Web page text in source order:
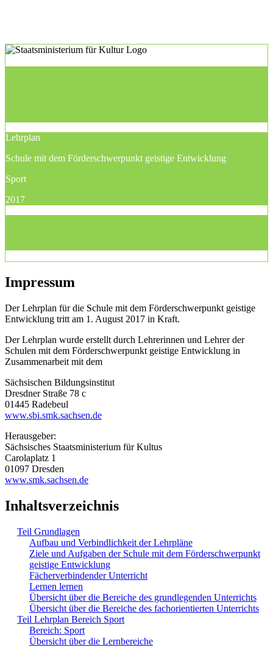
Lehrplan
Schule mit dem Förderschwerpunkt geistige Entwicklung
Sport
2017
Impressum
Der Lehrplan für die Schule mit dem Förderschwerpunkt geistige
Entwicklung tritt am 1. August 2017 in Kraft.
Der Lehrplan wurde erstellt durch Lehrerinnen und Lehrer der
Schulen mit dem Förderschwerpunkt geistige Entwicklung in
Zusammenarbeit mit dem
Sächsischen Bildungsinstitut
Dresdner Straße 78 c
01445 Radebeul
www.sbi.smk.sachsen.de
Herausgeber:
Sächsisches Staatsministerium für Kultus
Carolaplatz 1
01097 Dresden
www.smk.sachsen.de
Inhaltsverzeichnis
Teil Grundlagen
Aufbau und Verbindlichkeit der Lehrpläne
Ziele und Aufgaben der Schule mit dem Förderschwerpunkt
geistige Entwicklung
Fächerverbindender Unterricht
Lernen lernen
Übersicht über die Bereiche des grundlegenden Unterrichts
Übersicht über die Bereiche des fachorientierten Unterrichts
Teil Lehrplan Bereich Sport
Bereich: Sport
Übersicht über die Lernbereiche